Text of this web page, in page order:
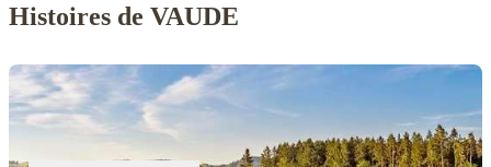
Histoires de VAUDE